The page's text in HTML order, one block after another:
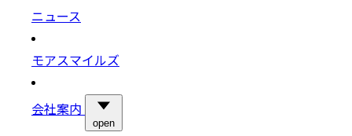
ニュース
モアスマイルズ
会社案内
open